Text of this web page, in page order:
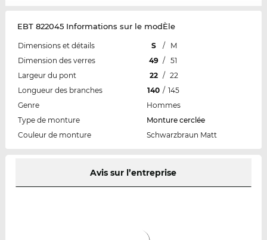
EBT 822045 Informations sur le modÈle
Dimensions et détails S /
M
Dimension des verres
49 /
51
Largeur du pont
22 / 22
Longueur des branches
140 / 145
Genre
Hommes
Type de monture
Monture cerclée
Couleur de monture
Schwarzbraun Matt
Avis sur l’entreprise